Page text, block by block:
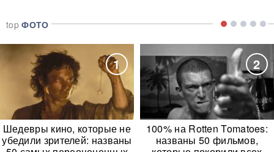
topФОТО
1
Шедевры кино, которые не
убедили зрителей: названы
2
100% на Rotten Tomatoes:
названы 50 фильмов,